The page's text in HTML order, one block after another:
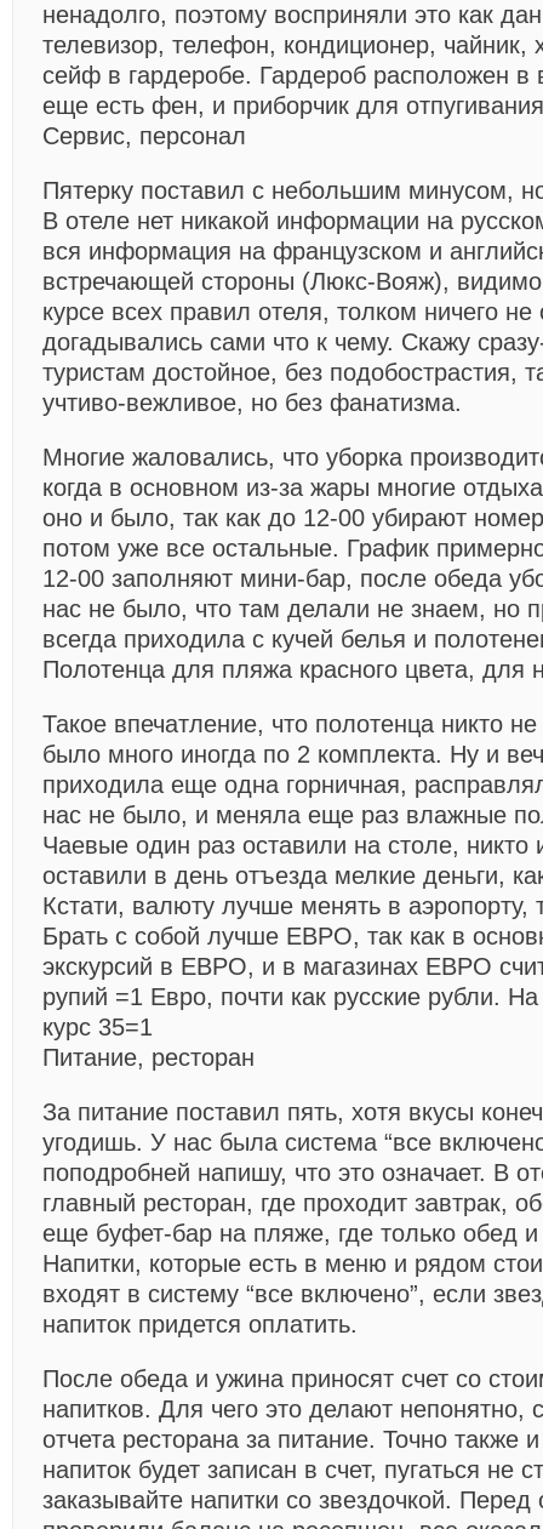
ненадолго, поэтому восприняли это как
телевизор, телефон, кондиционер, чайник,
сейф в гардеробе. Гардероб расположен в
еще есть фен, и приборчик для
Сервис, персонал
Пятерку поставил с небольшим минусом,
В отеле нет никакой информации на
вся информация на французском и
встречающей стороны (Люкс-Вояж),
курсе всех правил отеля, толком ничего
догадывались сами что к чему. Скажу
туристам достойное, без подобострастия,
учтиво-вежливое, но без фанатизма.
Многие жаловались, что уборка
когда в основном из-за жары многие
оно и было, так как до 12-00 убирают
потом уже все остальные. График
12-00 заполняют мини-бар, после обеда
нас не было, что там делали не знаем, но
всегда приходила с кучей белья и
Полотенца для пляжа красного цвета, для
Такое впечатление, что полотенца никто не
было много иногда по 2 комплекта. Ну и
приходила еще одна горничная,
нас не было, и меняла еще раз влажные
Чаевые один раз оставили на столе, никто
оставили в день отъезда мелкие деньги,
Кстати, валюту лучше менять в
Брать с собой лучше ЕВРО, так как в
экскурсий в ЕВРО, и в магазинах ЕВРО
рупий =1 Евро, почти как русские рубли.
курс 35=1
Питание, ресторан
За питание поставил пять, хотя вкусы
угодишь. У нас была система “все
поподробней напишу, что это означает. В
главный ресторан, где проходит завтрак,
еще буфет-бар на пляже, где только обед
Напитки, которые есть в меню и рядом
входят в систему “все включено”, если
напиток придется оплатить.
После обеда и ужина приносят счет со
напитков. Для чего это делают непонятно,
отчета ресторана за питание. Точно также
напиток будет записан в счет, пугаться не
заказывайте напитки со звездочкой.